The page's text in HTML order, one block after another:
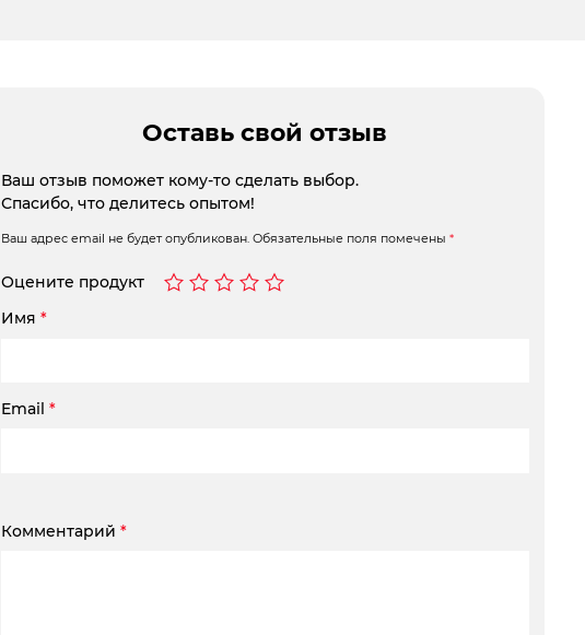
Оставь свой отзыв
Ваш отзыв поможет кому-то сделать выбор.
Спасибо, что делитесь опытом!
Ваш адрес email не будет опубликован. Обязательные поля помечены *
Оцените продукт
Имя *
Email *
Комментарий *